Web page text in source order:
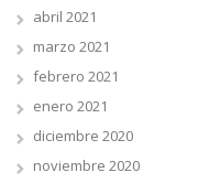
abril 2021
marzo 2021
febrero 2021
enero 2021
diciembre 2020
noviembre 2020